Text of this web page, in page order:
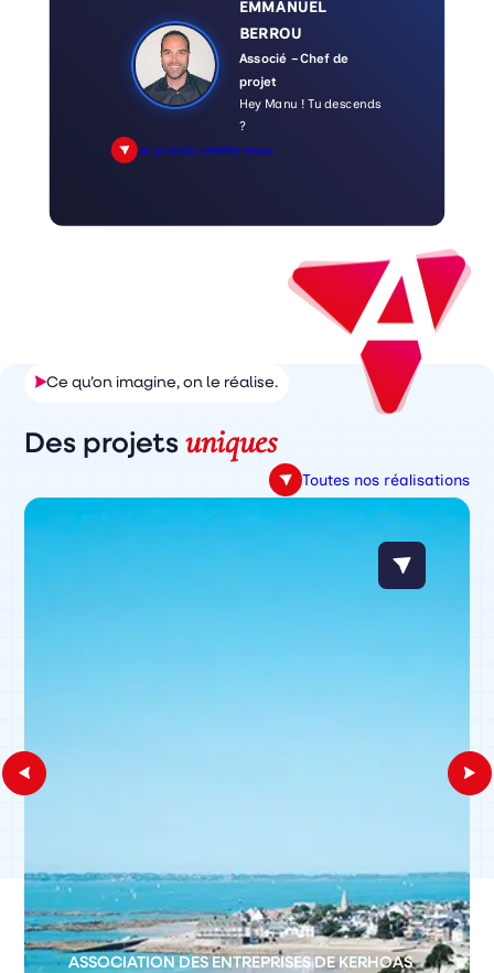
EMMANUEL
BERROU
Associé – Chef de
projet
Hey Manu ! Tu descends
?
Je prends rendez-vous
Ce qu’on imagine, on le réalise.
Des projetsuniques
Toutes nos réalisations
ASSOCIATION DES ENTREPRISES DE KERHOAS